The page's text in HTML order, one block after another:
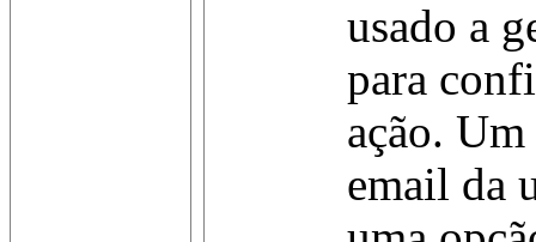
usado a
para
ação.
email da